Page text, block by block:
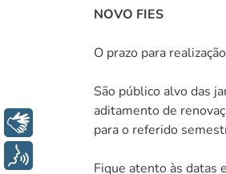
NOVO FIES
O prazo para
São público alvo das
aditamento de
para o referido
Fique atento às datas